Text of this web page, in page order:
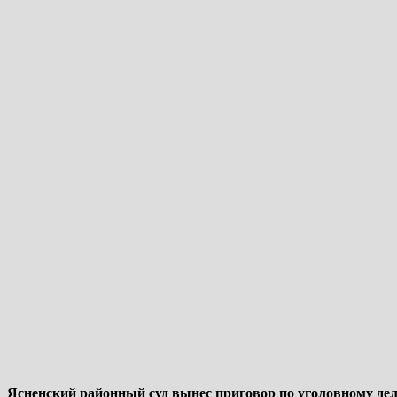
Ясненский районный суд вынес приговор по уголовному